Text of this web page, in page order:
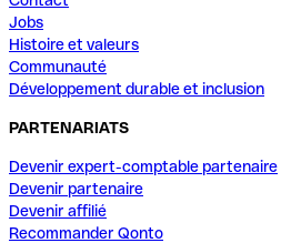
Jobs
Histoire et valeurs
Communauté
Développement durable et inclusion
PARTENARIATS
Devenir expert-comptable partenaire
Devenir partenaire
Devenir affilié
Recommander Qonto